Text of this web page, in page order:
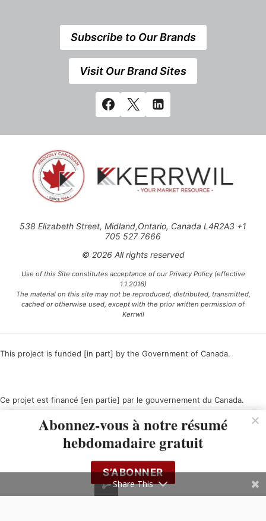
Subscribe to Our Brands
Visit Our Brand Sites
538 Elizabeth Street, Midland,Ontario, Canada L4R2A3 +1
705 527 7666
© 2026 All rights reserved
Use of this Site constitutes acceptance of our Privacy Policy (effective
1.1.2016)
The material on this site may not be reproduced, distributed, transmitted,
cached or otherwise used, except with the prior written permission of
Kerrwil
This project is funded [in part] by the Government of Canada.
Ce projet est financé [en partie] par le gouvernement du Canada.
Abonnez-vous à notre résumé
hebdomadaire gratuit
S’ABONNER
Share This